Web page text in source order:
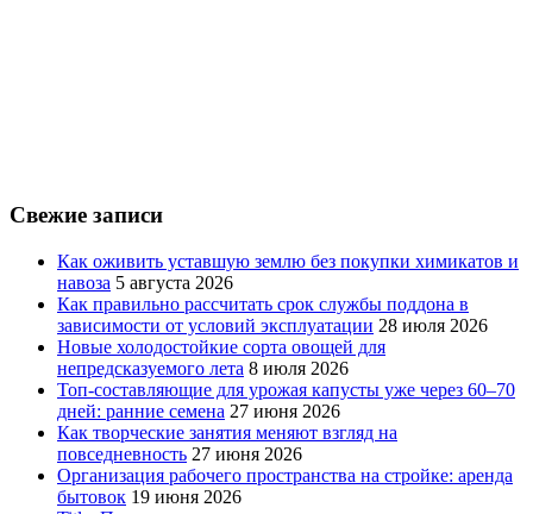
Свежие записи
Как оживить уставшую землю без покупки химикатов и
навоза 5 августа 2026
Как правильно рассчитать срок службы поддона в
зависимости от условий эксплуатации 28 июля 2026
Новые холодостойкие сорта овощей для
непредсказуемого лета 8 июля 2026
Топ-составляющие для урожая капусты уже через 60–70
дней: ранние семена 27 июня 2026
Как творческие занятия меняют взгляд на
повседневность 27 июня 2026
Организация рабочего пространства на стройке: аренда
бытовок 19 июня 2026